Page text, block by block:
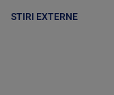
STIRI EXTERNE